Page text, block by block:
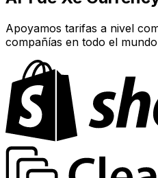
Apoyamos tarifas a nivel
compañías en todo el mundo